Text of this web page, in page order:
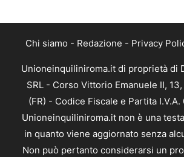
Chi siamo - Redazione - Privacy
Unioneinquiliniroma.it di proprietà di
SRL - Corso Vittorio Emanuele II,
(FR) - Codice Fiscale e Partita
Unioneinquiliniroma.it non è una
in quanto viene aggiornato senza
Non può pertanto considerarsi un